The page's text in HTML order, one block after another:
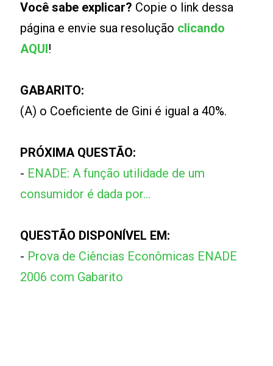
Você sabe explicar? Copie o link dessa
página e envie sua resolução clicando
AQUI!
GABARITO:
(A) o Coeficiente de Gini é igual a 40%.
PRÓXIMA QUESTÃO:
- ENADE: A função utilidade de um
consumidor é dada por...
QUESTÃO DISPONÍVEL EM:
- Prova de Ciências Econômicas ENADE
2006 com Gabarito